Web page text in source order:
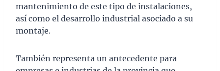
mantenimiento de este tipo de instalaciones,
así como el desarrollo industrial asociado a su
montaje.
También representa un antecedente para